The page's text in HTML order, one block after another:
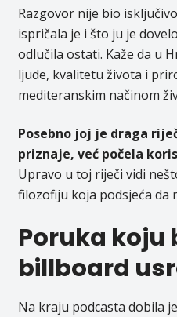
Razgovor nije bio
ispričala je i što ju je
odlučila ostati. Kaže da u
ljude, kvalitetu života i
mediteranskim načinom
Posebno joj je draga
priznaje, već počela
Upravo u toj riječi vidi
filozofiju koja podsjeća da
Poruka koju
billboard
Na kraju podcasta dobila